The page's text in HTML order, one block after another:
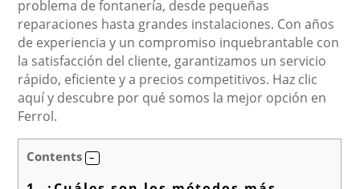
problema de fontanería, desde pequeñas
reparaciones hasta grandes instalaciones. Con años
de experiencia y un compromiso inquebrantable con
la satisfacción del cliente, garantizamos un servicio
rápido, eficiente y a precios competitivos. Haz clic
aquí y descubre por qué somos la mejor opción en
Ferrol.
Contents